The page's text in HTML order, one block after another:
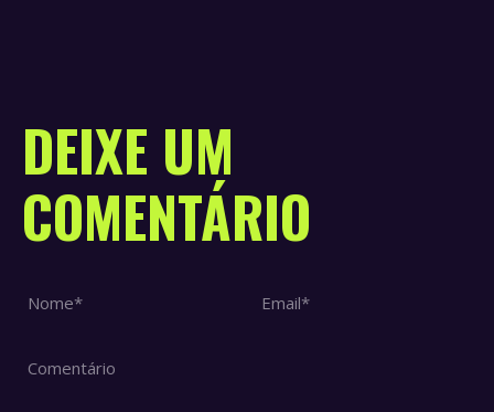
DEIXE UM
COMENTÁRIO
Comentário
Nome * Email *